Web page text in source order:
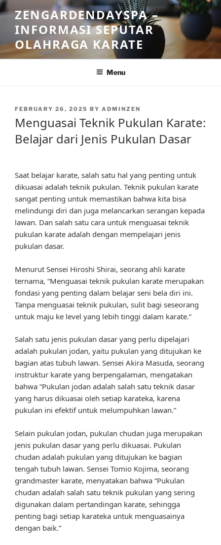
Skip
to
content
ZENGARDENDAYSPA –
INFORMASI SEPUTAR
OLAHRAGA KARATE
Menu
POSTED
FEBRUARY 26, 2025 BY ADMINZEN
Menguasai Teknik Pukulan Karate:
Belajar dari Jenis Pukulan Dasar
Saat belajar karate, salah satu hal yang penting untuk
dikuasai adalah teknik pukulan. Teknik pukulan karate
sangat penting untuk memastikan bahwa kita bisa
melindungi diri dan juga melancarkan serangan kepada
lawan. Dan salah satu cara untuk menguasai teknik
pukulan karate adalah dengan mempelajari jenis
pukulan dasar.
Menurut Sensei Hiroshi Shirai, seorang ahli karate
ternama, “Menguasai teknik pukulan karate merupakan
fondasi yang penting dalam belajar seni bela diri ini.
Tanpa menguasai teknik pukulan, sulit bagi seseorang
untuk maju ke level yang lebih tinggi dalam karate.”
Salah satu jenis pukulan dasar yang perlu dipelajari
adalah pukulan jodan, yaitu pukulan yang ditujukan ke
bagian atas tubuh lawan. Sensei Akira Masuda, seorang
instruktur karate yang berpengalaman, mengatakan
bahwa “Pukulan jodan adalah salah satu teknik dasar
yang harus dikuasai oleh setiap karateka, karena
pukulan ini efektif untuk melumpuhkan lawan.”
Selain pukulan jodan, pukulan chudan juga merupakan
jenis pukulan dasar yang perlu dikuasai. Pukulan
chudan adalah pukulan yang ditujukan ke bagian
tengah tubuh lawan. Sensei Tomio Kojima, seorang
grandmaster karate, menyatakan bahwa “Pukulan
chudan adalah salah satu teknik pukulan yang sering
digunakan dalam pertandingan karate, sehingga
penting bagi setiap karateka untuk menguasainya
dengan baik.”